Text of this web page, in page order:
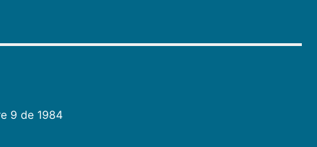
9 de 1984